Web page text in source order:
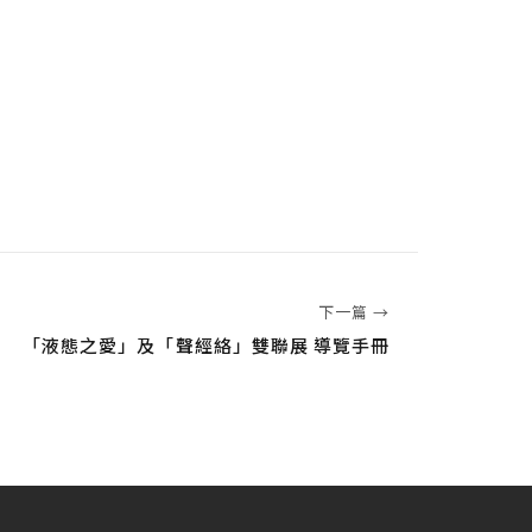
下一篇 →
「液態之愛」及「聲經絡」雙聯展 導覽手冊